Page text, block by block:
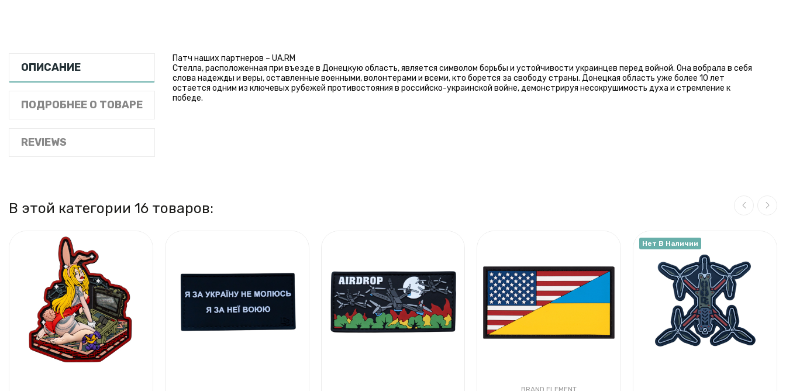
ОПИСАНИЕ
ПОДРОБНЕЕ О ТОВАРЕ
REVIEWS
Патч наших партнеров – UA.RM
Стелла, расположенная при въезде в Донецкую область, является символом борьбы и устойчивости украинцев перед войной. Она вобрала в себя
слова надежды и веры, оставленные военными, волонтерами и всеми, кто борется за свободу страны. Донецкая область уже более 10 лет
остается одним из ключевых рубежей противостояния в российско-украинской войне, демонстрируя несокрушимость духа и стремление к
победе.
В этой категории 16 товаров:
Нет В Наличии